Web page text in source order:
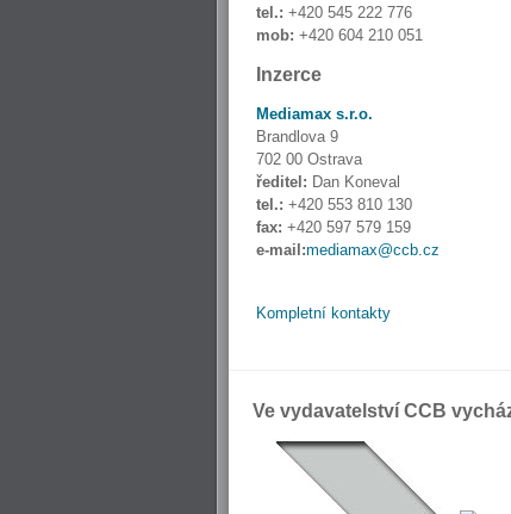
tel.: +420 545 222 776
mob: +420 604 210 051
Inzerce
Mediamax s.r.o.
Brandlova 9
702 00 Ostrava
ředitel: Dan Koneval
tel.: +420 553 810 130
fax: +420 597 579 159
e-mail:mediamax@ccb.cz
Kompletní kontakty
Ve vydavatelství CCB